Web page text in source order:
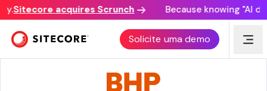
Sitecore acquires Scrunch Because knowing "AI
Solicite uma demo
CUSTOMER AWARD